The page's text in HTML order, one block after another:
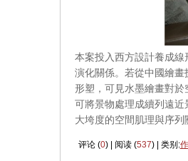
本案投入西方設計養成
演化關係。若從中國繪
形塑，可見水墨繪畫對
可將景物處理成續列遠
大垮度的空間肌理與序列
评论 (0) | 阅读 (537) | 类别: